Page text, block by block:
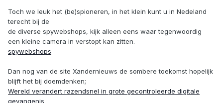
Toch we leuk het (be)spioneren, in het klein kunt u in Nedeland
terecht bij de
de diverse spywebshops, kijk alleen eens waar tegenwoordig
een kleine camera in verstopt kan zitten.
spywebshops
Dan nog van de site Xandernieuws de sombere toekomst hopelijk
blijft het bij doemdenken;
Wereld verandert razendsnel in grote gecontroleerde digitale
gevangenis